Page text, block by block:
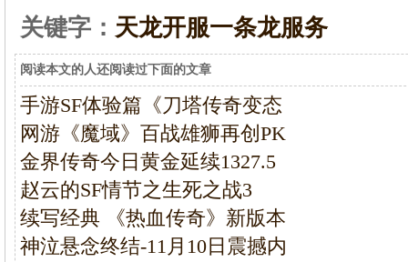
关键字： 天龙开服一条龙服务
阅读本文的人还阅读过下面的文章
手游SF体验篇《刀塔传奇变态
网游《魔域》百战雄狮再创PK
金界传奇今日黄金延续1327.5
赵云的SF情节之生死之战3
续写经典 《热血传奇》新版本
神泣悬念终结-11月10日震撼内